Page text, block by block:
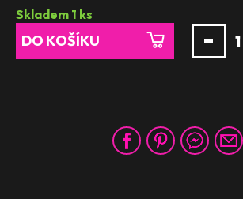
Skladem 1 ks
DO KOŠÍKU - 1